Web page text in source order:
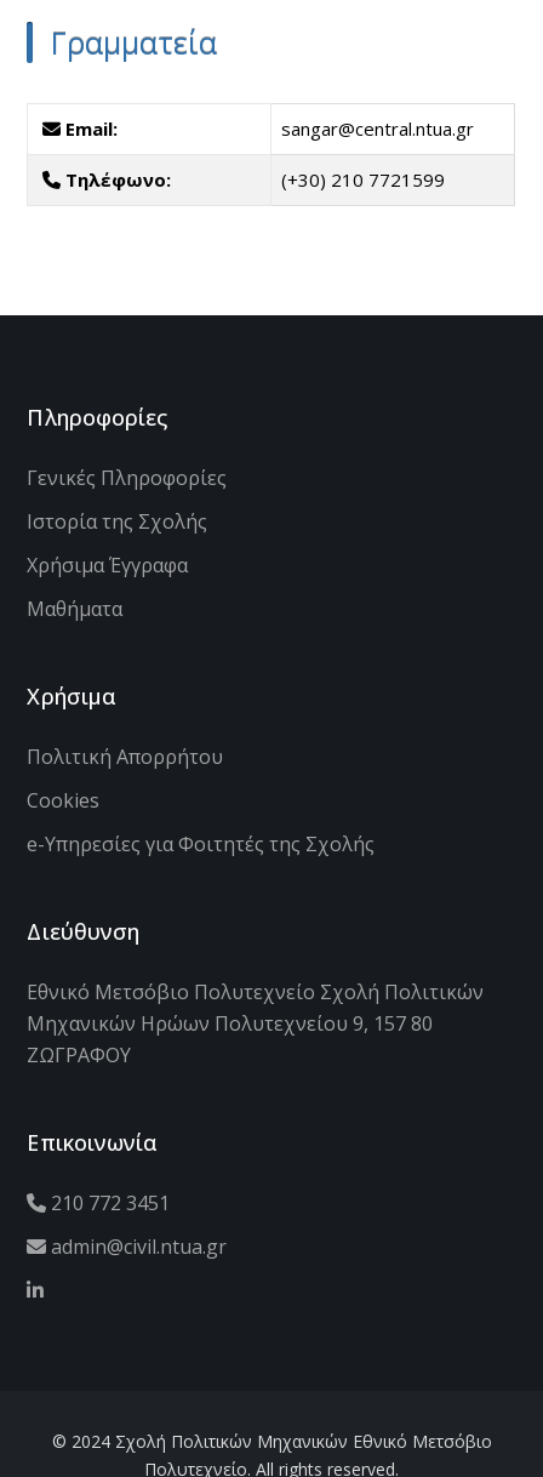
Γραμματεία
Email: sangar@central.ntua.gr
Τηλέφωνο: (+30) 210 7721599
Πληροφορίες
Γενικές Πληροφορίες
Ιστορία της Σχολής
Χρήσιμα Έγγραφα
Μαθήματα
Χρήσιμα
Πολιτική Απορρήτου
Cookies
e-Υπηρεσίες για Φοιτητές της Σχολής
Διεύθυνση
Εθνικό Μετσόβιο Πολυτεχνείο Σχολή Πολιτικών
Μηχανικών Ηρώων Πολυτεχνείου 9, 157 80
ΖΩΓΡΑΦΟΥ
Επικοινωνία
210 772 3451
admin@civil.ntua.gr
© 2024 Σχολή Πολιτικών Μηχανικών Εθνικό Μετσόβιο
Πολυτεχνείο. All rights reserved.